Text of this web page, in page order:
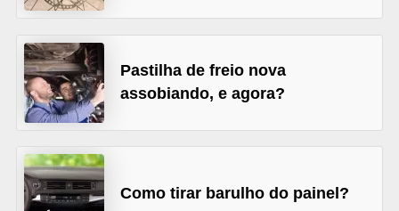
Pastilha de freio nova
assobiando, e agora?
Como tirar barulho do painel?
i
e
v
e
c
u